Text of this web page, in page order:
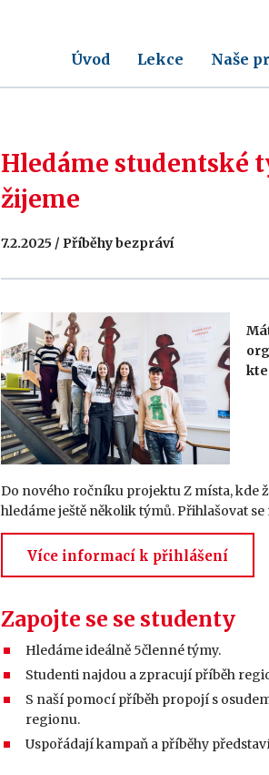
Úvod Lekce Naše
Hledáme studentské
žijeme
7.2.2025 / Příběhy bezpráví
Do nového ročníku projektu Z místa, kde
hledáme ještě několik týmů. Přihlašovat se
Více informací k přihlášení
Zapojte se se studenty
Hledáme ideálně 5členné týmy.
Studenti najdou a zpracují příběh
S naší pomocí příběh propojí s
regionu.
Uspořádají kampaň a příběhy